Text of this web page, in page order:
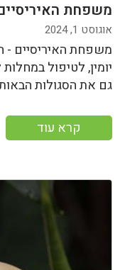
משפחת
אוגוסט 1, 2024
משפחת האיריסיים
יומין, לטיפול
גם את הסגולות
קרא עוד